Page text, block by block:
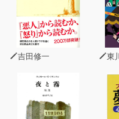
第三章 戦前サラリー
か？―昭和戦前・戦中
第四章 「ビジネスマ
―1950～60年代
―1970年代
第六章 女たちのカル
―1980年代
吉田修一 東